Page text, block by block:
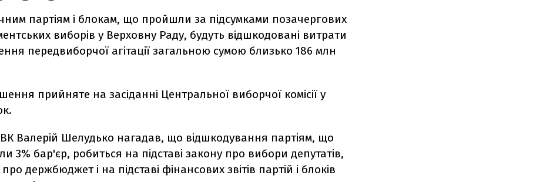
партіям і блокам, що пройшли за підсумками позачергових
виборів у Верховну Раду, будуть відшкодовані витрати
передвиборчої агітації загальною сумою близько 186 млн
прийняте на засіданні Центральної виборчої комісії у
Валерій Шелудько нагадав, що відшкодування партіям, що
3% бар'єр, робиться на підставі закону про вибори депутатів,
держбюджет і на підставі фінансових звітів партій і блоків